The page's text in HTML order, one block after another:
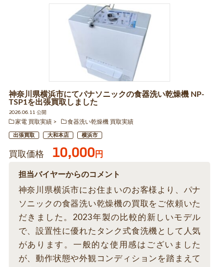
神奈川県横浜市にてパナソニックの食器洗い乾燥機 NP-
TSP1を出張買取しました
2026.06.11 公開
家電 買取実績
食器洗い乾燥機 買取実績
出張買取 大和本店 横浜市
買取価格 10,000円
担当バイヤーからのコメント
神奈川県横浜市にお住まいのお客様より、パナ
ソニックの食器洗い乾燥機の買取をご依頼いた
だきました。2023年製の比較的新しいモデル
で、設置性に優れたタンク式食洗機として人気
があります。一般的な使用感はございました
が、動作状態や外観コンディションを踏まえて